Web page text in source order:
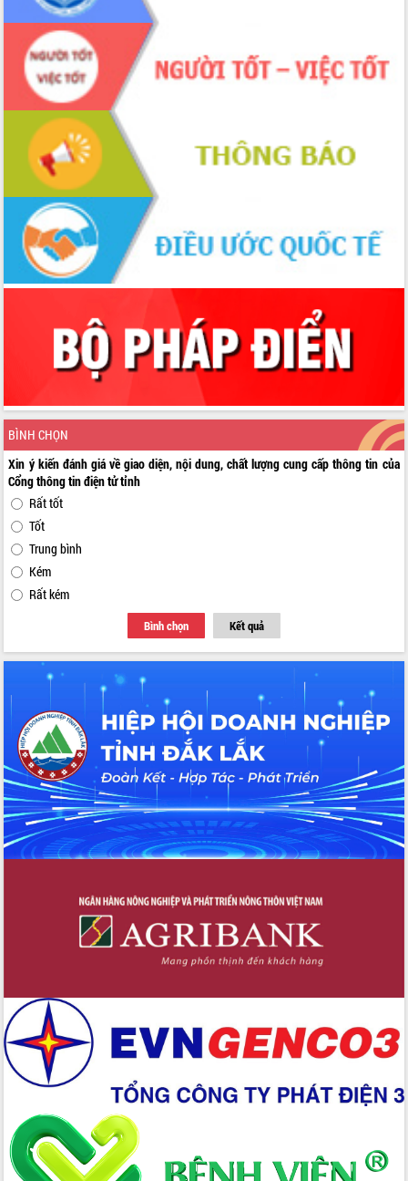
BÌNH CHỌN
Xin ý kiến đánh giá về giao diện, nội dung, chất lượng cung cấp thông tin của
Cổng thông tin điện tử tỉnh
Rất tốt
Tốt
Trung bình
Kém
Rất kém
Bình chọn Kết quả